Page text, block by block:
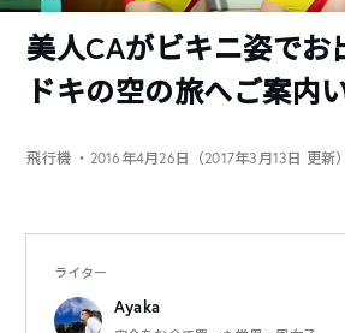
美人CAがビキニ姿でお
ドキの空の旅へご案内
飛行機 ・2016年4月26日（2017年3月13日 更新）
ライター
Ayaka